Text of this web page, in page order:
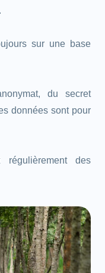
sur une base
du secret
données sont pour
régulièrement des